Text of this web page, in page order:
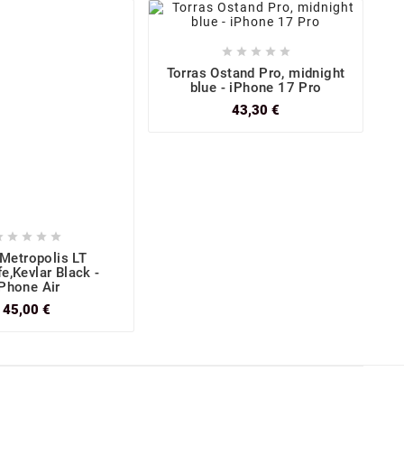
   
LT
Black -
Air
45,00 €
    
Torras Ostand Pro, midnight
blue - iPhone 17 Pro
43,30 €